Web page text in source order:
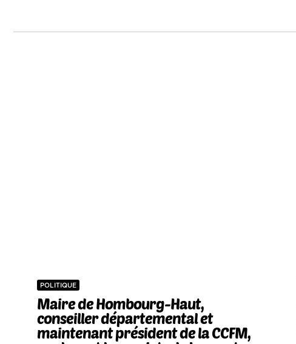
POLITIQUE
Maire de Hombourg-Haut,
conseiller départemental et
maintenant président de la CCFM,